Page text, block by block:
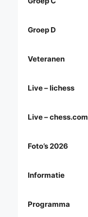
Groep D
Veteranen
Live – lichess
Live – chess.com
Foto’s 2026
Informatie
Programma